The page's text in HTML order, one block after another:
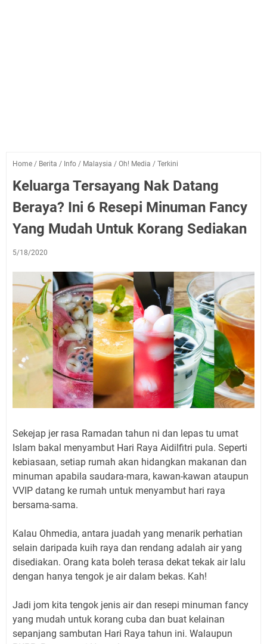
Home / Berita / Info / Malaysia / Oh! Media / Terkini
Keluarga Tersayang Nak Datang
Beraya? Ini 6 Resepi Minuman Fancy
Yang Mudah Untuk Korang Sediakan
5/18/2020
Sekejap jer rasa Ramadan tahun ni dan lepas tu umat
Islam bakal menyambut Hari Raya Aidilfitri pula. Seperti
kebiasaan, setiap rumah akan hidangkan makanan dan
minuman apabila saudara-mara, kawan-kawan ataupun
VVIP datang ke rumah untuk menyambut hari raya
bersama-sama.
Kalau Ohmedia, antara juadah yang menarik perhatian
selain daripada kuih raya dan rendang adalah air yang
disediakan. Orang kata boleh terasa dekat tekak air lalu
dengan hanya tengok je air dalam bekas. Kah!
Jadi jom kita tengok jenis air dan resepi minuman fancy
yang mudah untuk korang cuba dan buat kelainan
sepanjang sambutan Hari Raya tahun ini. Walaupun